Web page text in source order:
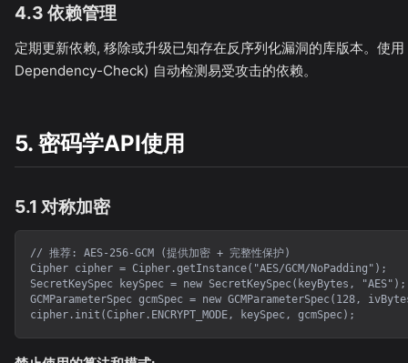
4.3 依赖管理
定期更新依赖, 移除或升级已知存在反序列化漏洞的库版本。使
Dependency-Check) 自动检测易受攻击的依赖。
5. 密码学API使用
5.1 对称加密
// 推荐: AES-256-GCM (提供加密 + 完整性保护)
Cipher cipher = Cipher.getInstance("AES/GCM/NoPadding");
SecretKeySpec keySpec = new SecretKeySpec(keyBytes, "AES");
GCMParameterSpec gcmSpec = new GCMParameterSpec(128,
cipher.init(Cipher.ENCRYPT_MODE, keySpec, gcmSpec);